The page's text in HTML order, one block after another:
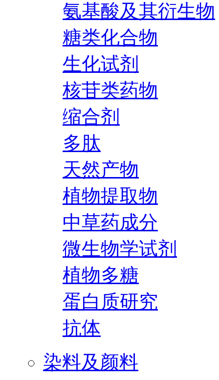
氨基酸及其衍生物
糖类化合物
生化试剂
核苷类药物
缩合剂
多肽
天然产物
植物提取物
中草药成分
微生物学试剂
植物多糖
蛋白质研究
抗体
染料及颜料